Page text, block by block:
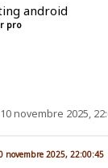
android
pro
novembre 2025,
novembre 2025, 22:00:45